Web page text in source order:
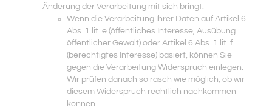
Änderung der Verarbeitung mit sich bringt.
Wenn die Verarbeitung Ihrer Daten auf Artikel 6
Abs. 1 lit. e (öffentliches Interesse, Ausübung
öffentlicher Gewalt) oder Artikel 6 Abs. 1 lit. f
(berechtigtes Interesse) basiert, können Sie
gegen die Verarbeitung Widerspruch einlegen.
Wir prüfen danach so rasch wie möglich, ob wir
diesem Widerspruch rechtlich nachkommen
können.